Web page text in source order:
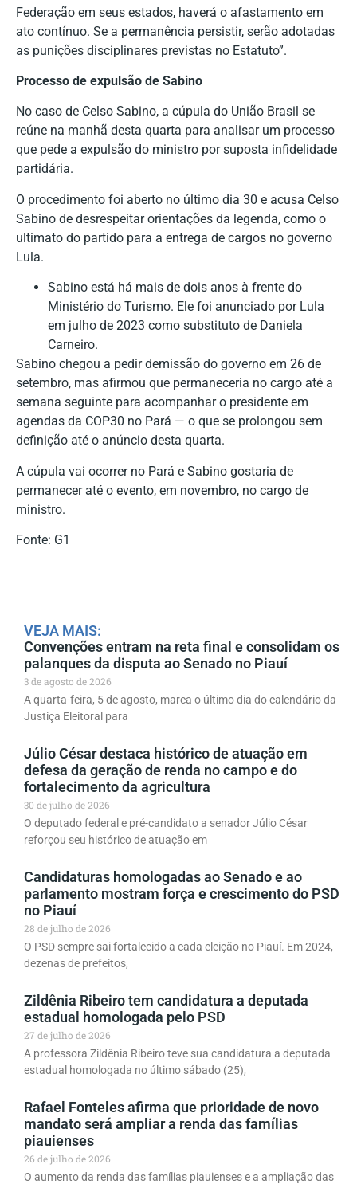
Federação em seus estados, haverá o afastamento em
ato contínuo. Se a permanência persistir, serão adotadas
as punições disciplinares previstas no Estatuto”.
Processo de expulsão de Sabino
No caso de Celso Sabino, a cúpula do União Brasil se
reúne na manhã desta quarta para analisar um processo
que pede a expulsão do ministro por suposta infidelidade
partidária.
O procedimento foi aberto no último dia 30 e acusa Celso
Sabino de desrespeitar orientações da legenda, como o
ultimato do partido para a entrega de cargos no governo
Lula.
Sabino está há mais de dois anos à frente do
Ministério do Turismo. Ele foi anunciado por Lula
em julho de 2023 como substituto de Daniela
Carneiro.
Sabino chegou a pedir demissão do governo em 26 de
setembro, mas afirmou que permaneceria no cargo até a
semana seguinte para acompanhar o presidente em
agendas da COP30 no Pará — o que se prolongou sem
definição até o anúncio desta quarta.
A cúpula vai ocorrer no Pará e Sabino gostaria de
permanecer até o evento, em novembro, no cargo de
ministro.
Fonte: G1
VEJA MAIS:
Convenções entram na reta final e consolidam os
palanques da disputa ao Senado no Piauí
3 de agosto de 2026
A quarta-feira, 5 de agosto, marca o último dia do calendário da
Justiça Eleitoral para
Júlio César destaca histórico de atuação em
defesa da geração de renda no campo e do
fortalecimento da agricultura
30 de julho de 2026
O deputado federal e pré-candidato a senador Júlio César
reforçou seu histórico de atuação em
Candidaturas homologadas ao Senado e ao
parlamento mostram força e crescimento do PSD
no Piauí
28 de julho de 2026
O PSD sempre sai fortalecido a cada eleição no Piauí. Em 2024,
dezenas de prefeitos,
Zildênia Ribeiro tem candidatura a deputada
estadual homologada pelo PSD
27 de julho de 2026
A professora Zildênia Ribeiro teve sua candidatura a deputada
estadual homologada no último sábado (25),
Rafael Fonteles afirma que prioridade de novo
mandato será ampliar a renda das famílias
piauienses
26 de julho de 2026
O aumento da renda das famílias piauienses e a ampliação das